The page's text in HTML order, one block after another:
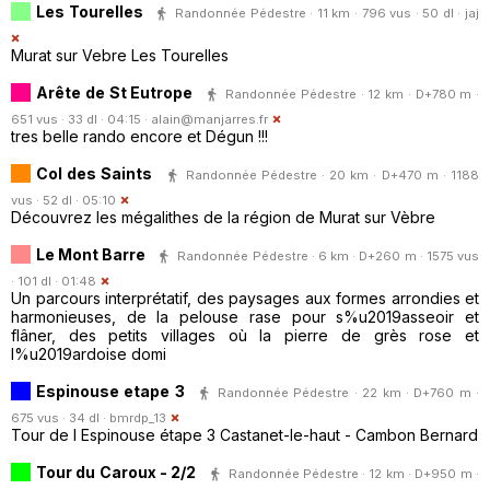
Les Tourelles
Randonnée Pédestre · 11 km · 796 vus · 50 dl · jaj
Murat sur Vebre Les Tourelles
Arête de St Eutrope
Randonnée Pédestre · 12 km · D+780 m ·
651 vus · 33 dl · 04:15 · alain@manjarres.fr
tres belle rando encore et Dégun !!!
Col des Saints
Randonnée Pédestre · 20 km · D+470 m · 1188
vus · 52 dl · 05:10
Découvrez les mégalithes de la région de Murat sur Vèbre
Le Mont Barre
Randonnée Pédestre · 6 km · D+260 m · 1575 vus
· 101 dl · 01:48
Un parcours interprétatif, des paysages aux formes arrondies et
harmonieuses, de la pelouse rase pour s%u2019asseoir et
flâner, des petits villages où la pierre de grès rose et
l%u2019ardoise domi
Espinouse etape 3
Randonnée Pédestre · 22 km · D+760 m ·
675 vus · 34 dl · bmrdp_13
Tour de l Espinouse étape 3 Castanet-le-haut - Cambon Bernard
Tour du Caroux - 2/2
Randonnée Pédestre · 12 km · D+950 m ·